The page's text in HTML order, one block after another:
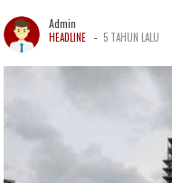
Admin
HEADLINE - 5 TAHUN LALU